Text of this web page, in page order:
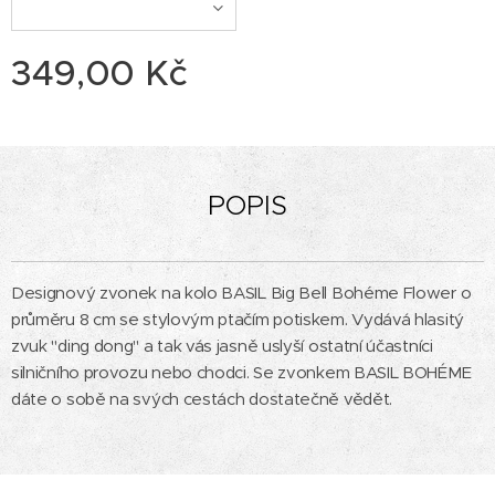
349,00 Kč
POPIS
Designový zvonek na kolo BASIL Big Bell Bohéme Flower o
průměru 8 cm se stylovým ptačím potiskem. Vydává hlasitý
zvuk "ding dong" a tak vás jasně uslyší ostatní účastníci
silničního provozu nebo chodci. Se zvonkem BASIL BOHÉME
dáte o sobě na svých cestách dostatečně vědět.